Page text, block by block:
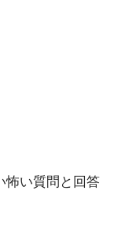
怖い質問と回答